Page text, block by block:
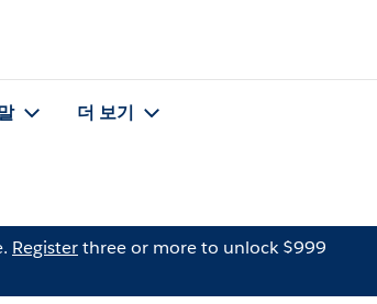
더 보기
Registerthree or more to unlock $999